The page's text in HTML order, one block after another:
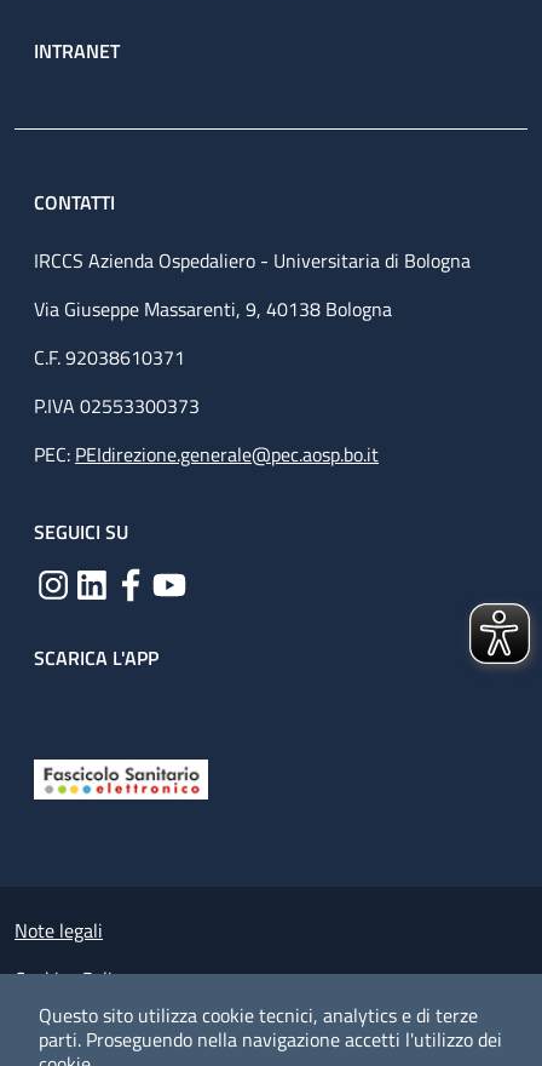
Questo sito utilizza cookie tecnici, analytics e di terze
parti. Proseguendo nella navigazione accetti l'utilizzo dei
INTRANET
CONTATTI
IRCCS Azienda Ospedaliero - Universitaria di Bologna
Via Giuseppe Massarenti, 9, 40138 Bologna
C.F. 92038610371
P.IVA 02553300373
PEC: PEIdirezione.generale@pec.aosp.bo.it
SEGUICI SU
SCARICA L'APP
Small prints
Note legali
Cookies Policy
Policy privacy e protezione del dato personale